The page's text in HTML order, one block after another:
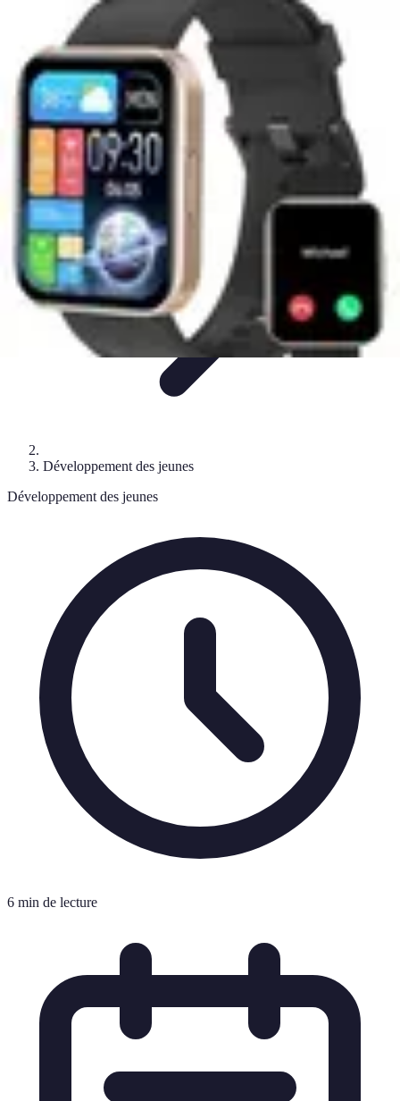
Entraînement
Sports d'équipe Conseils pratiques
Multisport
Multi Sports
Développement des jeunes
Développement des jeunes
6 min de lecture